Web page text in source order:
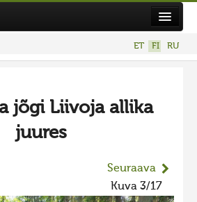
2026
lisä
ET FI RU
jõgi Liivoja allika
juures
Seuraava
Kuva 3/17